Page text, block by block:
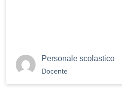
Personale scolastico
Docente